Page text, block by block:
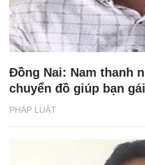
PHÁP LUẬT
Đồng Nai: Nam thanh
chuyển đồ giúp bạn